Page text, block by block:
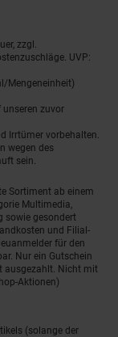
zzgl.
UVP:
Mengeneinheit)
unseren zuvor
Irrtümer vorbehalten.
wegen des
sein.
Sortiment ab einem
Multimedia,
sowie gesondert
und Filial-
für den
Nur ein Gutschein
ausgezahlt. Nicht mit
Aktionen)
(solange der